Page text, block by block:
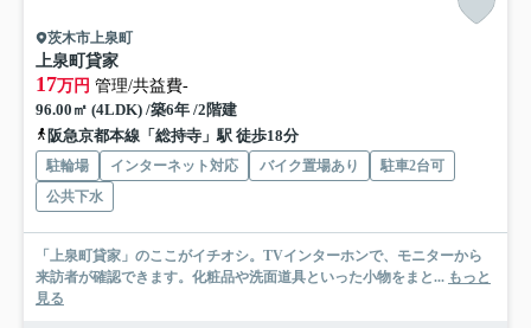
茨木市上泉町
上泉町貸家
17万円 管理/共益費-
96.00㎡ (4LDK) /築6年 /2階建
阪急京都本線「総持寺」駅 徒歩18分
駐輪場 インターネット対応 バイク置場あり
駐車2台可
公共下水
「上泉町貸家」のここがイチオシ。TVインターホンで、モニターから
来訪者が確認できます。化粧品や洗面道具といった小物をまと... もっと
見る